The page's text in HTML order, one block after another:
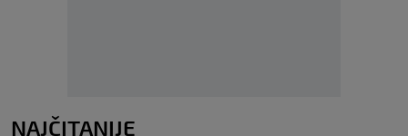
NAJČITANIJE